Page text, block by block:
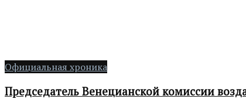
Официальная хроника
Председатель Венецианской комиссии